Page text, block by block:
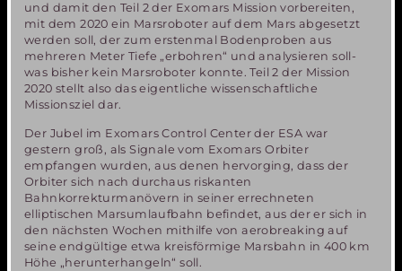
und damit den Teil 2 der Exomars Mission vorbereiten,
mit dem 2020 ein Marsroboter auf dem Mars abgesetzt
werden soll, der zum erstenmal Bodenproben aus
mehreren Meter Tiefe „erbohren“ und analysieren soll-
was bisher kein Marsroboter konnte. Teil 2 der Mission
2020 stellt also das eigentliche wissenschaftliche
Missionsziel dar.
Der Jubel im Exomars Control Center der ESA war
gestern groß, als Signale vom Exomars Orbiter
empfangen wurden, aus denen hervorging, dass der
Orbiter sich nach durchaus riskanten
Bahnkorrekturmanövern in seiner errechneten
elliptischen Marsumlaufbahn befindet, aus der er sich in
den nächsten Wochen mithilfe von aerobreaking auf
seine endgültige etwa kreisförmige Marsbahn in 400 km
Höhe „herunterhangeln“ soll.